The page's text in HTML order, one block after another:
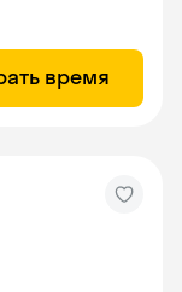
время